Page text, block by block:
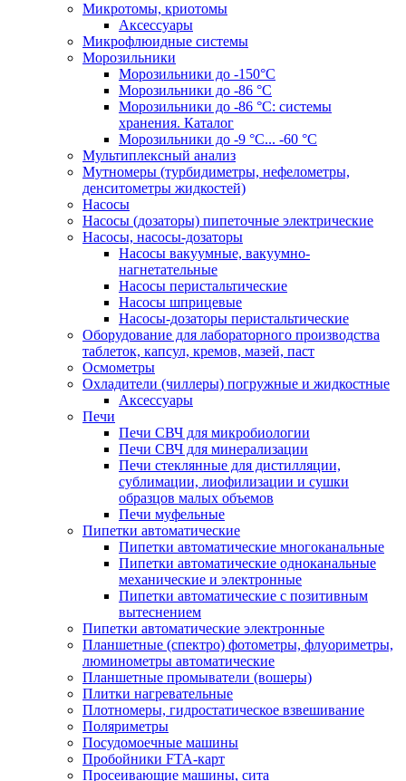
Микротомы, криотомы
Аксессуары
Микрофлюидные системы
Морозильники
Морозильники до -150°С
Морозильники до -86 °C
Морозильники до -86 °C: системы
хранения. Каталог
Морозильники до -9 °C... -60 °C
Мультиплексный анализ
Мутномеры (турбидиметры, нефелометры,
денситометры жидкостей)
Насосы
Насосы (дозаторы) пипеточные электрические
Насосы, насосы-дозаторы
Насосы вакуумные, вакуумно-
нагнетательные
Насосы перистальтические
Насосы шприцевые
Насосы-дозаторы перистальтические
Оборудование для лабораторного производства
таблеток, капсул, кремов, мазей, паст
Осмометры
Охладители (чиллеры) погружные и жидкостные
Аксессуары
Печи
Печи СВЧ для микробиологии
Печи СВЧ для минерализации
Печи стеклянные для дистилляции,
сублимации, лиофилизации и сушки
образцов малых объемов
Печи муфельные
Пипетки автоматические
Пипетки автоматические многоканальные
Пипетки автоматические одноканальные
механические и электронные
Пипетки автоматические с позитивным
вытеснением
Пипетки автоматические электронные
Планшетные (спектро) фотометры, флуориметры,
люминометры автоматические
Планшетные промыватели (вошеры)
Плитки нагревательные
Плотномеры, гидростатическое взвешивание
Поляриметры
Посудомоечные машины
Пробойники FTA-карт
Просеивающие машины, сита